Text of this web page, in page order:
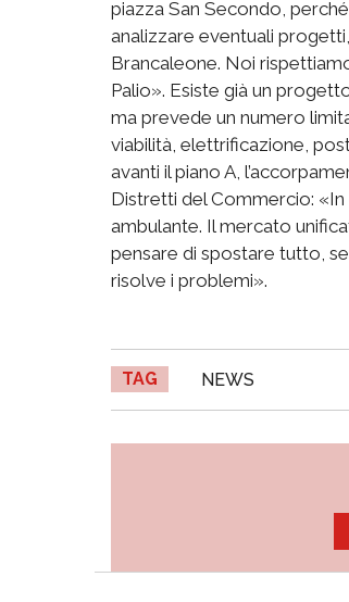
piazza San Secondo,
analizzare eventuali
Brancaleone. Noi
Palio». Esiste già un
ma prevede un numero
viabilità, elettrificazione,
avanti il piano A,
Distretti del Commercio:
ambulante. Il mercato
pensare di spostare tutto,
risolve i problemi».
TAG NEWS